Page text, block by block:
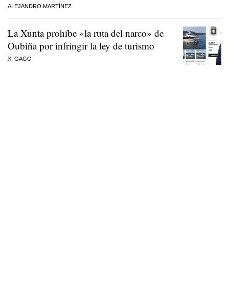
ALEJANDRO MARTÍNEZ
La Xunta prohíbe «la ruta del narco» de
Oubiña por infringir la ley de turismo
X. GAGO